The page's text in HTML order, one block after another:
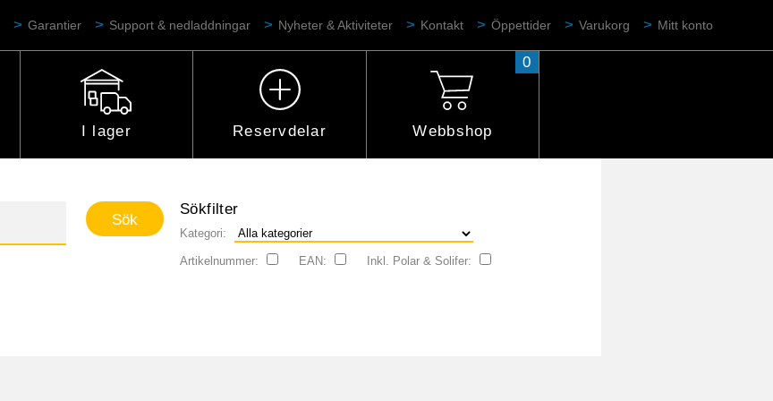
Garantier Support & nedladdningar Nyheter & Aktiviteter Kontakt Öppettider Varukorg Mitt konto
I lager Reservdelar Webbshop
0
Sökfilter
Kategori:
Artikelnummer: EAN: Inkl. Polar & Solifer: